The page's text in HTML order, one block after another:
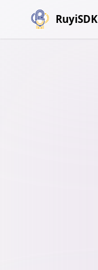
RuyiSDK